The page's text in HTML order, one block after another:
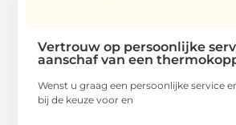
Vertrouw op persoonlijke
aanschaf van een
Wenst u graag een persoonlijke service
bij de keuze voor en